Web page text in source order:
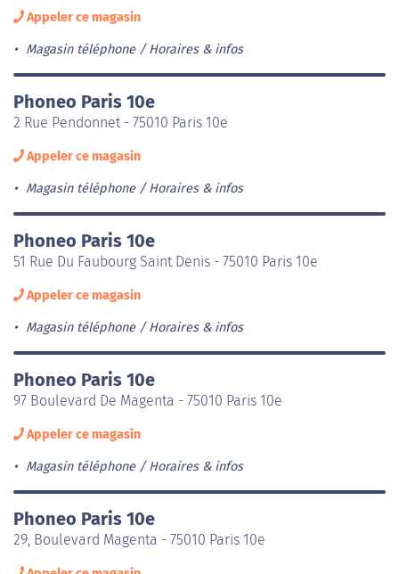
Appeler ce magasin
Magasin téléphone Horaires & infos
Phoneo Paris 10e
2 Rue Pendonnet - 75010 Paris 10e
Appeler ce magasin
Magasin téléphone Horaires & infos
Phoneo Paris 10e
51 Rue Du Faubourg Saint Denis - 75010 Paris 10e
Appeler ce magasin
Magasin téléphone Horaires & infos
Phoneo Paris 10e
97 Boulevard De Magenta - 75010 Paris 10e
Appeler ce magasin
Magasin téléphone Horaires & infos
Phoneo Paris 10e
29, Boulevard Magenta - 75010 Paris 10e